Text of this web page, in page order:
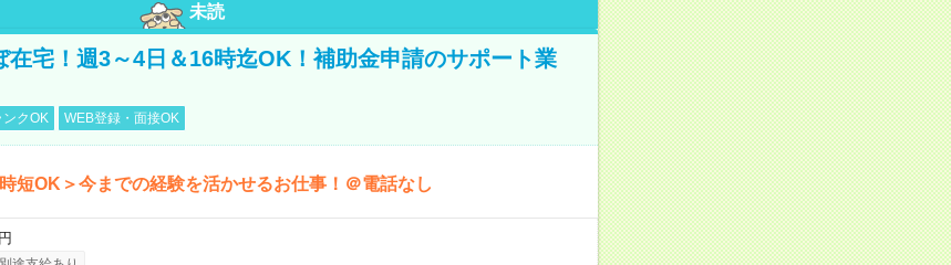
未読
在宅！週3～4日＆16時迄OK！補助金申請のサポート業
ンクOK WEB登録・面接OK
短OK＞今までの経験を活かせるお仕事！＠電話なし